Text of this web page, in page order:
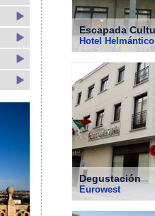
Escapada
Hotel Helmántico
Degustación
Eurowest